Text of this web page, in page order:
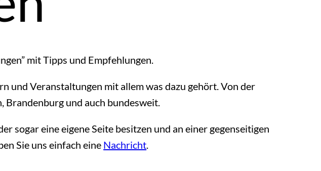
mit Tipps und Empfehlungen.
und Veranstaltungen mit allem was dazu gehört. Von der
Brandenburg und auch bundesweit.
sogar eine eigene Seite besitzen und an einer gegenseitigen
Sie uns einfach eine Nachricht